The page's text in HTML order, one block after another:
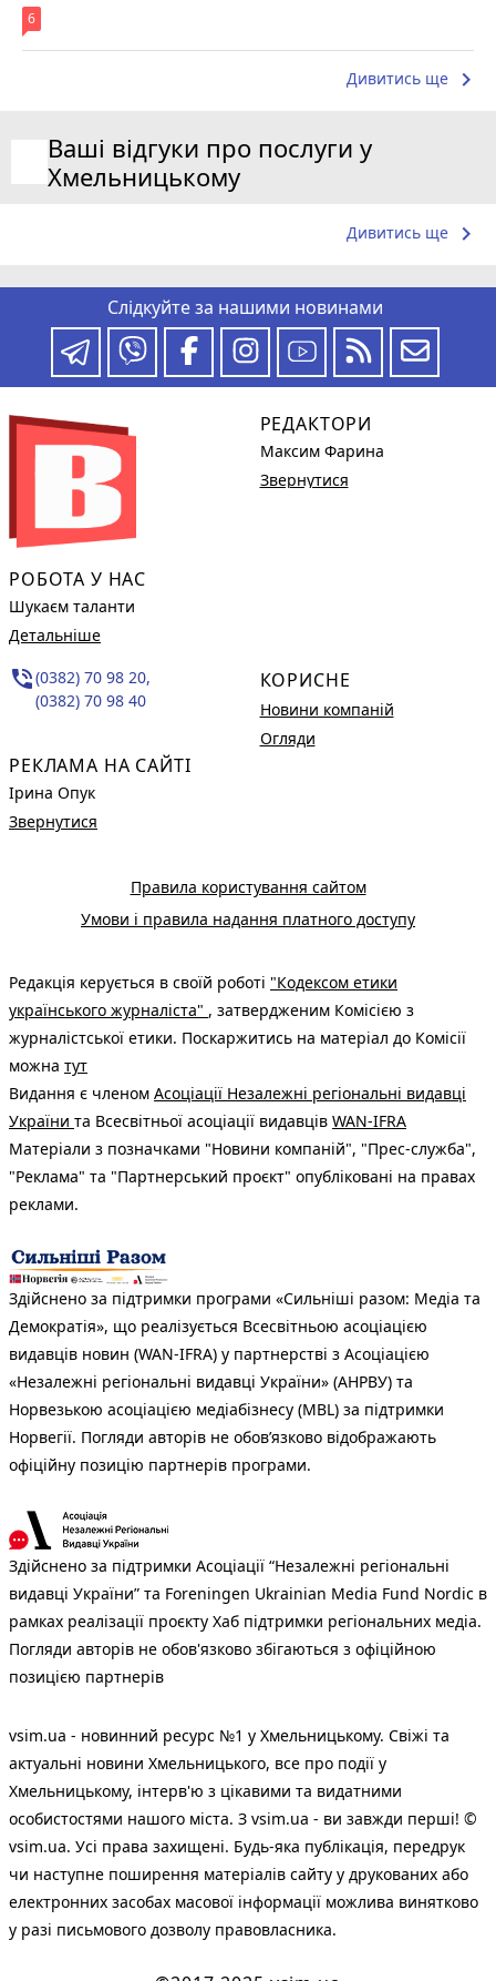
6
Дивитись ще keyboard_arrow_right
Ваші відгуки про послуги у
Хмельницькому
Дивитись ще keyboard_arrow_right
Слідкуйте за нашими новинами
РОБОТА У НАС
Шукаєм таланти
Детальніше
phone_in_talk(0382) 70 98 20,
(0382) 70 98 40
РЕКЛАМА НА САЙТІ
Ірина Опук
Звернутися
РЕДАКТОРИ
Максим Фарина
Звернутися
КОРИСНЕ
Новини компаній
Огляди
Правила користування сайтом
Умови і правила надання платного доступу
Редакція керується в своїй роботі "Кодексом етики
українського журналіста" , затвердженим Комісією з
журналістської етики. Поскаржитись на матеріал до Комісії
можна тут
Видання є членом Асоціації Незалежні регіональні видавці
України та Всесвітньої асоціації видавців WAN-IFRA
Матеріали з позначками "Новини компаній", "Прес-служба",
"Реклама" та "Партнерський проєкт" опубліковані на правах
реклами.
Здійснено за підтримки програми «Сильніші разом: Медіа та
Демократія», що реалізується Всесвітньою асоціацією
видавців новин (WAN-IFRA) у партнерстві з Асоціацією
«Незалежні регіональні видавці України» (АНРВУ) та
Норвезькою асоціацією медіабізнесу (MBL) за підтримки
Норвегії. Погляди авторів не обов’язково відображають
офіційну позицію партнерів програми.
Здійснено за підтримки Асоціації “Незалежні регіональні
видавці України” та Foreningen Ukrainian Media Fund Nordic в
рамках реалізації проєкту Хаб підтримки регіональних медіа.
Погляди авторів не обов'язково збігаються з офіційною
позицією партнерів
vsim.ua - новинний ресурс №1 у Хмельницькому. Свіжі та
актуальні новини Хмельницького, все про події у
Хмельницькому, інтерв'ю з цікавими та видатними
особистостями нашого міста. З vsim.ua - ви завжди перші! ©
vsim.ua. Усі права захищені. Будь-яка публiкацiя, передрук
чи наступне поширення матеріалів сайту у друкованих або
електронних засобах масової інформації можлива винятково
у разі письмового дозволу правовласника.